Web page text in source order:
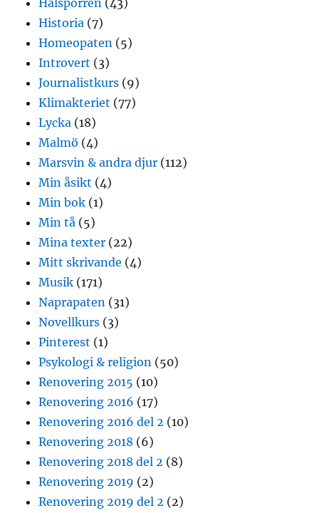
Hälsporren (43)
Historia (7)
Homeopaten (5)
Introvert (3)
Journalistkurs (9)
Klimakteriet (77)
Lycka (18)
Malmö (4)
Marsvin & andra djur (112)
Min åsikt (4)
Min bok (1)
Min tå (5)
Mina texter (22)
Mitt skrivande (4)
Musik (171)
Naprapaten (31)
Novellkurs (3)
Pinterest (1)
Psykologi & religion (50)
Renovering 2015 (10)
Renovering 2016 (17)
Renovering 2016 del 2 (10)
Renovering 2018 (6)
Renovering 2018 del 2 (8)
Renovering 2019 (2)
Renovering 2019 del 2 (2)